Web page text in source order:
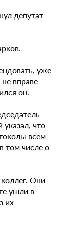
депутат
уже
вправе
он.
что
всем
том числе о
Они
ушли в
их